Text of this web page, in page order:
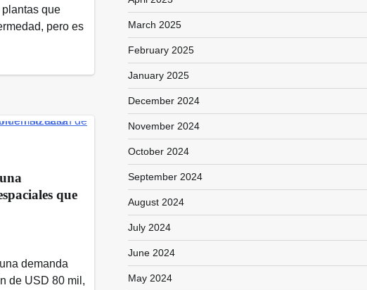
que
pero es
que
demanda
de USD 80 mil,
March 2025
February 2025
January 2025
December 2024
November 2024
October 2024
September 2024
August 2024
July 2024
June 2024
May 2024